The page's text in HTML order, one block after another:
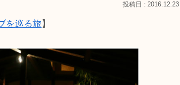
2016.12.23
を巡る旅】